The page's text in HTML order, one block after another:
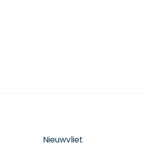
Nieuwvliet